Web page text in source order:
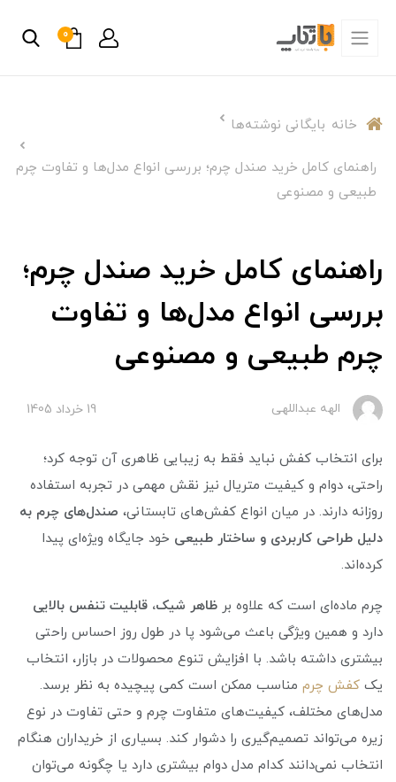
0
خانه بایگانی نوشته‌ها
راهنمای کامل خرید صندل چرم؛ بررسی انواع مدل‌ها و تفاوت چرم
طبیعی و مصنوعی
راهنمای کامل خرید صندل چرم؛
بررسی انواع مدل‌ها و تفاوت
چرم طبیعی و مصنوعی
الهه عبداللهی 19 خرداد 1405
برای انتخاب کفش نباید فقط به زیبایی ظاهری آن توجه کرد؛
راحتی، دوام و کیفیت متریال نیز نقش مهمی در تجربه استفاده
روزانه دارند. در میان انواع کفش‌های تابستانی، صندل‌های چرم به
دلیل طراحی کاربردی و ساختار طبیعی خود جایگاه ویژه‌ای پیدا
کرده‌اند.
چرم ماده‌ای است که علاوه بر ظاهر شیک، قابلیت تنفس بالایی
دارد و همین ویژگی باعث می‌شود پا در طول روز احساس راحتی
بیشتری داشته باشد. با افزایش تنوع محصولات در بازار، انتخاب
یک کفش چرم مناسب ممکن است کمی پیچیده به نظر برسد.
مدل‌های مختلف، کیفیت‌های متفاوت چرم و حتی تفاوت در نوع
زیره می‌تواند تصمیم‌گیری را دشوار کند. بسیاری از خریداران هنگام
انتخاب نمی‌دانند کدام مدل دوام بیشتری دارد یا چگونه می‌توان